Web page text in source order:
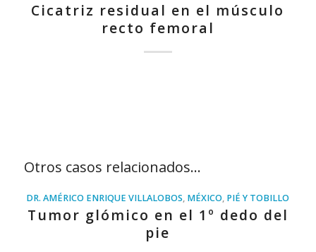
Cicatriz residual en el músculo
recto femoral
Otros casos relacionados…
DR. AMÉRICO ENRIQUE VILLALOBOS, MÉXICO, PIÉ Y TOBILLO
Tumor glómico en el 1º dedo del
pie